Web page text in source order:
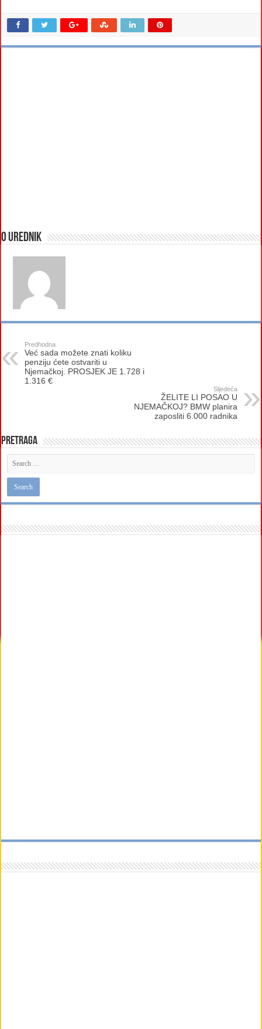
O urednik
Predhodna
Već sada možete znati koliku
penziju ćete ostvariti u
Njemačkoj. PROSJEK JE 1.728 i
1.316 €
Sljedeća
ŽELITE LI POSAO U
NJEMAČKOJ? BMW planira
zaposliti 6.000 radnika
Pretraga